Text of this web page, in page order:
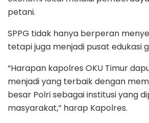
petani.
SPPG tidak hanya berperan
tetapi juga menjadi pusat edukasi
“Harapan kapolres OKU Timur
menjadi yang terbaik dengan
besar Polri sebagai institusi yang
masyarakat,” harap Kapolres.